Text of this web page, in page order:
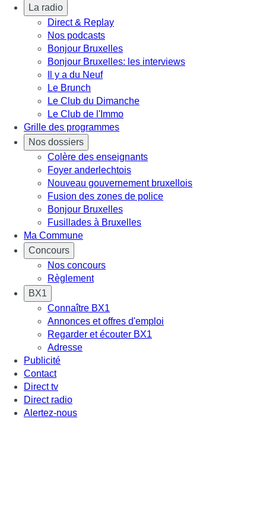
La radio
Direct & Replay
Nos podcasts
Bonjour Bruxelles
Bonjour Bruxelles: les interviews
Il y a du Neuf
Le Brunch
Le Club du Dimanche
Le Club de l'Immo
Grille des programmes
Nos dossiers
Colère des enseignants
Foyer anderlechtois
Nouveau gouvernement bruxellois
Fusion des zones de police
Bonjour Bruxelles
Fusillades à Bruxelles
Ma Commune
Concours
Nos concours
Règlement
BX1
Connaître BX1
Annonces et offres d'emploi
Regarder et écouter BX1
Adresse
Publicité
Contact
Direct tv
Direct radio
Alertez-nous